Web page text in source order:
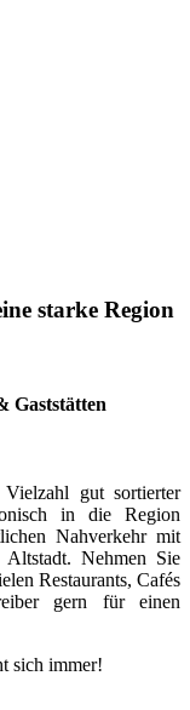
starke Region
Gaststätten
gut sortierter
in die Region
Nahverkehr mit
Nehmen Sie
Restaurants, Cafés
gern für einen
sich immer!